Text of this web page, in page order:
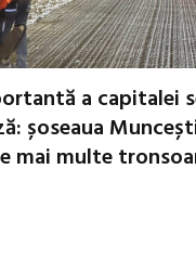
a capitalei
șoseaua
mai multe